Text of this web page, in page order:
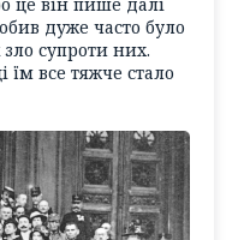
дуже часто було
супроти них.
все тяжче стало